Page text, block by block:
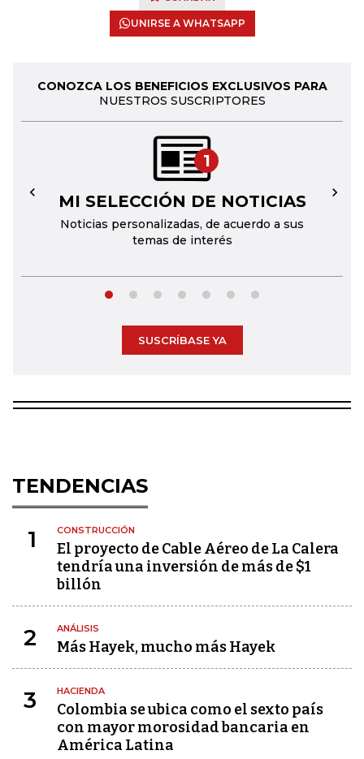
UNIRSE A WHATSAPP
CONOZCA LOS BENEFICIOS EXCLUSIVOS PARA
NUESTROS SUSCRIPTORES
1
MI SELECCIÓN DE NOTICIAS
Noticias personalizadas, de acuerdo a sus
temas de interés
← →
SUSCRÍBASE YA
TENDENCIAS
1 CONSTRUCCIÓN
El proyecto de Cable Aéreo de La Calera
tendría una inversión de más de $1
billón
2 ANÁLISIS
Más Hayek, mucho más Hayek
3 HACIENDA
Colombia se ubica como el sexto país
con mayor morosidad bancaria en
América Latina